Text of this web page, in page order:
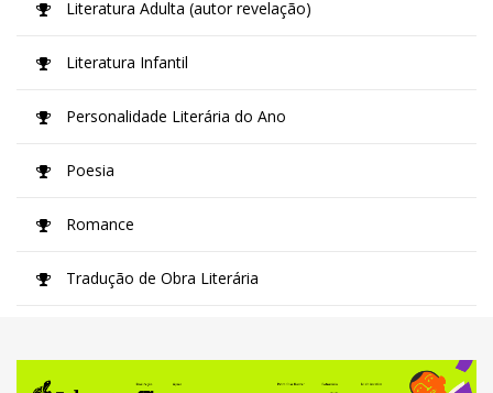
Literatura Adulta (autor revelação)
Literatura Infantil
Personalidade Literária do Ano
Poesia
Romance
Tradução de Obra Literária